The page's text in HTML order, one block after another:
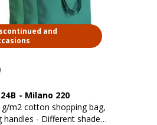
and
- Milano 220
g/m2 cotton shopping bag,
handles - Different shades